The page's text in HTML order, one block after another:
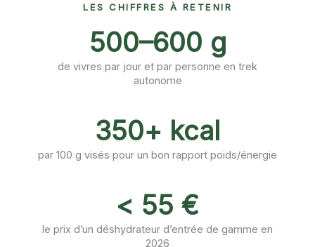
LES CHIFFRES À RETENIR
500–600 g
de vivres par jour et par personne en trek
autonome
350+ kcal
par 100 g visés pour un bon rapport poids/énergie
< 55 €
le prix d’un déshydrateur d’entrée de gamme en
2026